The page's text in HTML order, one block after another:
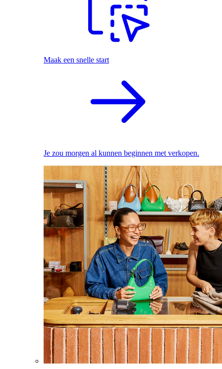
Maak een snelle start
Je zou morgen al kunnen beginnen met verkopen.